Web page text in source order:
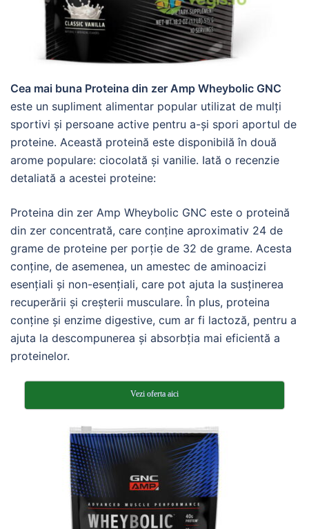
Cea mai buna Proteina din zer Amp Wheybolic GNC
este un supliment alimentar popular utilizat de mulți
sportivi și persoane active pentru a-și spori aportul de
proteine. Această proteină este disponibilă în două
arome populare: ciocolată și vanilie. Iată o recenzie
detaliată a acestei proteine:
Proteina din zer Amp Wheybolic GNC este o proteină
din zer concentrată, care conține aproximativ 24 de
grame de proteine per porție de 32 de grame. Acesta
conține, de asemenea, un amestec de aminoacizi
esențiali și non-esențiali, care pot ajuta la susținerea
recuperării și creșterii musculare. În plus, proteina
conține și enzime digestive, cum ar fi lactoză, pentru a
ajuta la descompunerea și absorbția mai eficientă a
proteinelor.
Vezi oferta aici